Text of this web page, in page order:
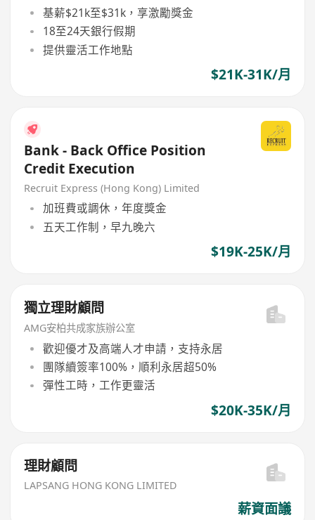
基薪$21k至$31k，享激勵獎金
18至24天銀行假期
提供靈活工作地點
$21K-31K/月
Bank - Back Office Position
Credit Execution
Recruit Express (Hong Kong) Limited
加班費或調休，年度獎金
五天工作制，早九晚六
$19K-25K/月
獨立理財顧問
AMG安柏共成家族辦公室
歡迎優才及高端人才申請，支持永居
團隊續簽率100%，順利永居超50%
彈性工時，工作更靈活
$20K-35K/月
理財顧問
LAPSANG HONG KONG LIMITED
薪資面議